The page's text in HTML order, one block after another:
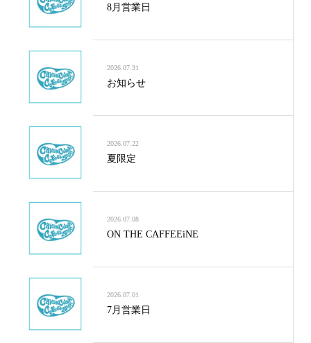
8月営業日
2026.07.31
お知らせ
2026.07.22
夏限定
2026.07.08
ON THE CAFFEEiNE
2026.07.01
7月営業日